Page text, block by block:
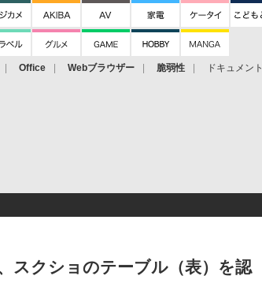
Office Webブラウザー 脆弱性 ドキュメント
スクショのテーブル（表）を認